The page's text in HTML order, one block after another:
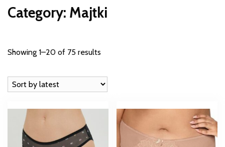
Category: Majtki
Showing 1–20 of 75 results